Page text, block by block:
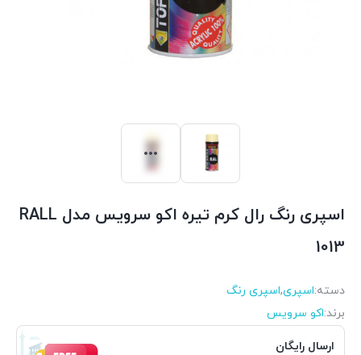
اسپری رنگ رال کرم تیره اکو سرویس مدل RALL
1013
دسته:اسپری,اسپری رنگ
برند:اکو سرویس
ارسال رایگان